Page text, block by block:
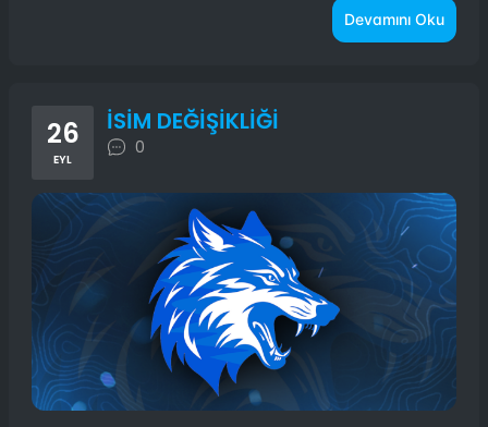
Devamını Oku
26
EYL
İSİM DEĞİŞİKLİĞİ
0